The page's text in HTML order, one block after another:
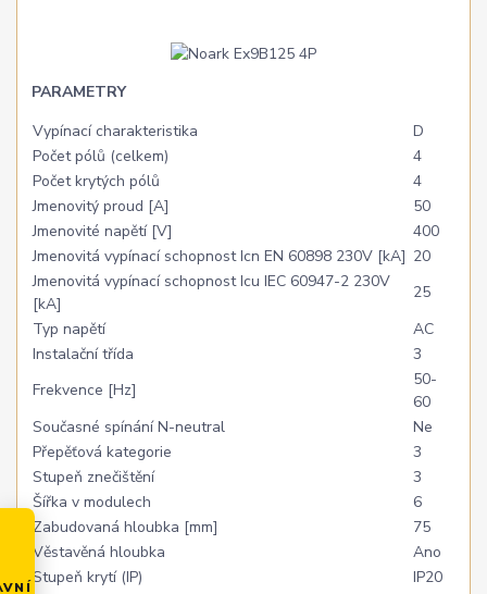
PARAMETRY
Vypínací charakteristika
D
Počet pólů (celkem)
4
Počet krytých pólů
4
Jmenovitý proud [A]
50
Jmenovité napětí [V]
400
Jmenovitá vypínací schopnost Icn EN 60898 230V [kA] 20
Jmenovitá vypínací schopnost Icu IEC 60947-2 230V
[kA]
25
Typ napětí
AC
Instalační třída
3
Frekvence [Hz]
50-
60
Současné spínání N-neutral
Ne
Přepěťová kategorie
3
Stupeň znečištění
3
Šířka v modulech
6
Zabudovaná hloubka [mm]
75
Věstavěná hloubka
Ano
Stupeň krytí (IP)
IP20